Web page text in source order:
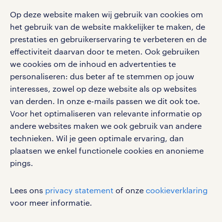
Op deze website maken wij gebruik van cookies om
het gebruik van de website makkelijker te maken, de
prestaties en gebruikerservaring te verbeteren en de
effectiviteit daarvan door te meten. Ook gebruiken
we cookies om de inhoud en advertenties te
personaliseren: dus beter af te stemmen op jouw
interesses, zowel op deze website als op websites
van derden. In onze e-mails passen we dit ook toe.
Voor het optimaliseren van relevante informatie op
andere websites maken we ook gebruik van andere
technieken. Wil je geen optimale ervaring, dan
plaatsen we enkel functionele cookies en anonieme
pings.
Lees ons privacy statement of onze cookieverklaring
voor meer informatie.
tarieven
personeel gezocht
aanmelden nieuwsbrief
arbeidsvoorwaarden
blogs en artikelen
salarischecker
bruto-netto calculator
contact voor werkgevers
onze vestigingen
pers
klachten en misstanden
download de randstad nl app
Met de randstad nl app zet je de volgende stap in je
carrière. Bekijk je rooster of salaris, zoek vacatures
en ontvang berichten van je intercedent.
Eenvoudig, snel en overal.
apple app store
google play store
social media
vacatures, solliciteren en inspiratie.